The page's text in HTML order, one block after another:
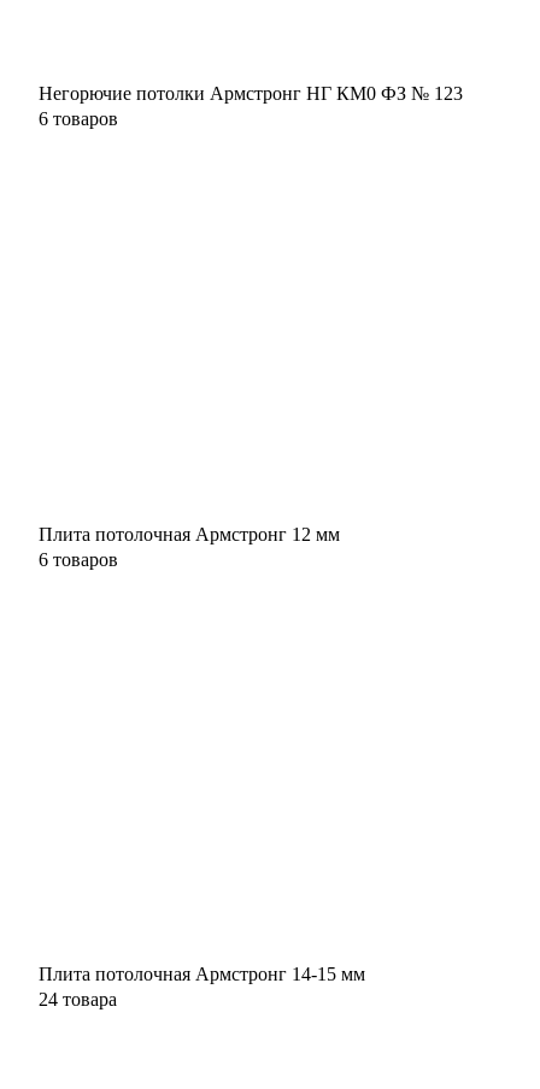
Негорючие потолки Армстронг НГ КМ0 ФЗ № 123
6 товаров
Плита потолочная Армстронг 12 мм
6 товаров
Плита потолочная Армстронг 14-15 мм
24 товара